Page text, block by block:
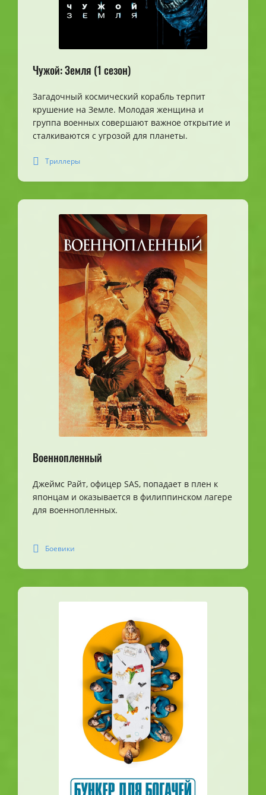
Чужой: Земля (1 сезон)
Загадочный космический корабль терпит
крушение на Земле. Молодая женщина и
группа военных совершают важное открытие и
сталкиваются с угрозой для планеты.
Триллеры
Военнопленный
Джеймс Райт, офицер SAS, попадает в плен к
японцам и оказывается в филиппинском лагере
для военнопленных.
Боевики